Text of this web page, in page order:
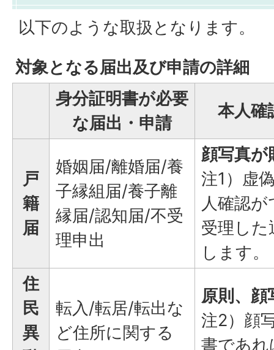
以下のような取扱となります。
対象となる届出及び申請の詳細
身分証明書が必要
な届出・申請
本人確
戸
籍
届
婚姻届/離婚届/養
子縁組届/養子離
縁届/認知届/不受
理申出
顔写真
注1）虚
人確認
受理した
します。
住
民
異
転入/転居/転出な
ど住所に関する
原則、
注2）顔
書であれ